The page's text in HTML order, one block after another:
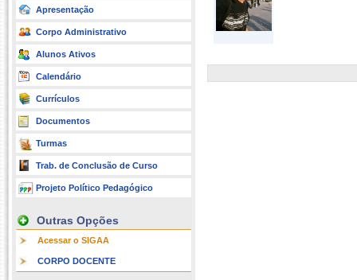
Apresentação
Corpo Administrativo
Alunos Ativos
Calendário
Currículos
Documentos
Turmas
Trab. de Conclusão de Curso
Projeto Político Pedagógico
Outras Opções
Acessar o SIGAA
CORPO DOCENTE